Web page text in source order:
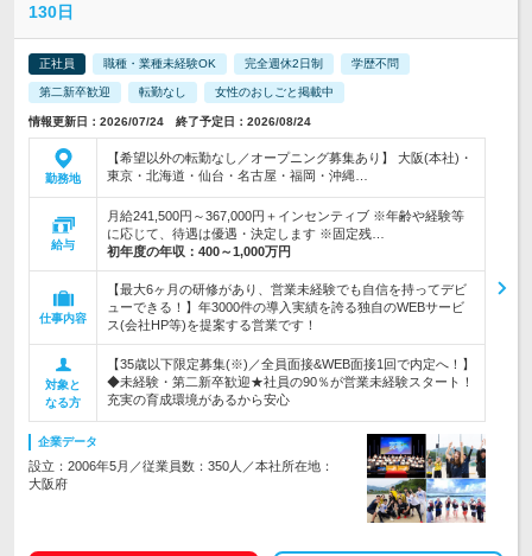
130日
正社員 職種・業種未経験OK 完全週休2日制 学歴不問
第二新卒歓迎 転勤なし 女性のおしごと掲載中
情報更新日：2026/07/24 終了予定日：2026/08/24
勤務地
【希望以外の転勤なし／オープニング募集あり】 大阪(本社)・
東京・北海道・仙台・名古屋・福岡・沖縄…
給与
月給241,500円～367,000円＋インセンティブ ※年齢や経験等
に応じて、待遇は優遇・決定します ※固定残…
初年度の年収： 400～1,000万円
仕事内容
【最大6ヶ月の研修があり、営業未経験でも自信を持ってデビ
ューできる！】年3000件の導入実績を誇る独自のWEBサービ
ス(会社HP等)を提案する営業です！
対象と
なる方
【35歳以下限定募集(※)／全員面接&WEB面接1回で内定へ！】
◆未経験・第二新卒歓迎★社員の90％が営業未経験スタート！
充実の育成環境があるから安心
企業データ
設立：2006年5月／従業員数：350人／本社所在地：
大阪府